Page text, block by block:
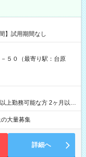
×5日間 【試用期間】試用期間なし
５０（最寄り駅：台原
上勤務可能な方 2ヶ月以上
ておりません
大量募集
詳細へ